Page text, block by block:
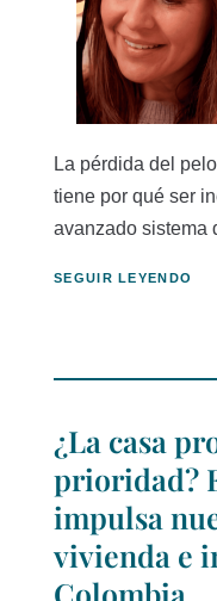
La pérdida del
tiene por qué ser
avanzado sistema
SEGUIR LEYENDO
¿La casa
prioridad?
impulsa
vivienda e